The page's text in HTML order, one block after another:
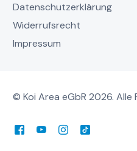
Datenschutzerklärung
Widerrufsrecht
Impressum
© Koi Area eGbR 2026.